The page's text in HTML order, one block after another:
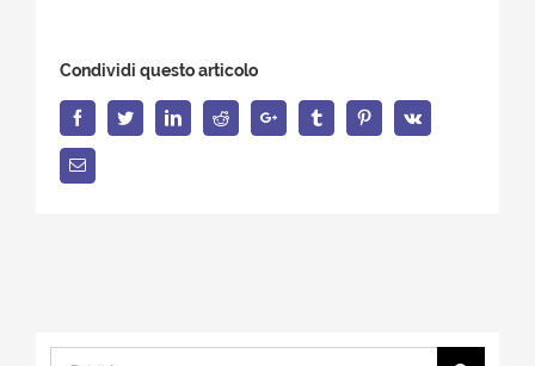
Condividi questo articolo
FacebookTwitterLinkedInReddit Google+ Tumblr PinterestVk
Email